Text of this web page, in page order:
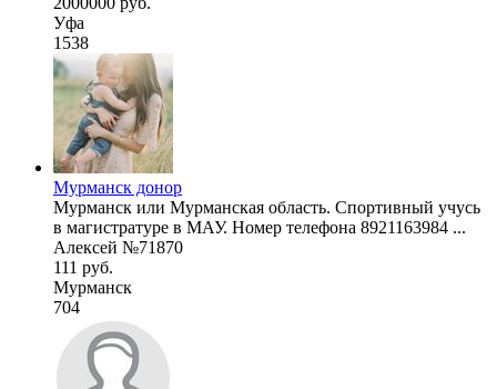
Уфа
1538
Мурманск донор
Мурманск или Мурманская область. Спортивный учусь
в магистратуре в МАУ. Номер телефона 8921163984 ...
Алексей №71870
111 руб.
Мурманск
704